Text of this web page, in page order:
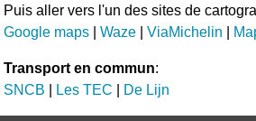
Puis aller vers l'un des sites de
Google maps |Waze |ViaMichelin
Transport en commun:
SNCB
Les TEC De Lijn